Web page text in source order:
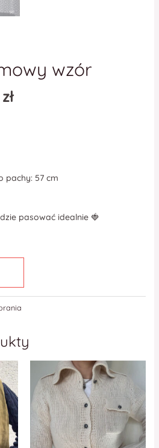
wzór
zł
pachy: 57 cm
pasować idealnie 🍓